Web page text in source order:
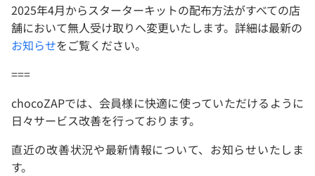
2025年4月からスターターキットの配布方法がすべての店
舗において無人受け取りへ変更いたします。詳細は最新の
お知らせをご覧ください。
===
chocoZAPでは、会員様に快適に使っていただけるように
日々サービス改善を行っております。
直近の改善状況や最新情報について、お知らせいたしま
す。